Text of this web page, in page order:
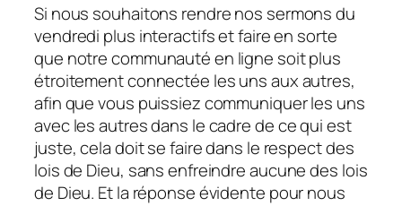
Si nous souhaitons rendre nos sermons du
vendredi plus interactifs et faire en sorte
que notre communauté en ligne soit plus
étroitement connectée les uns aux autres,
afin que vous puissiez communiquer les uns
avec les autres dans le cadre de ce qui est
juste, cela doit se faire dans le respect des
lois de Dieu, sans enfreindre aucune des lois
de Dieu. Et la réponse évidente pour nous